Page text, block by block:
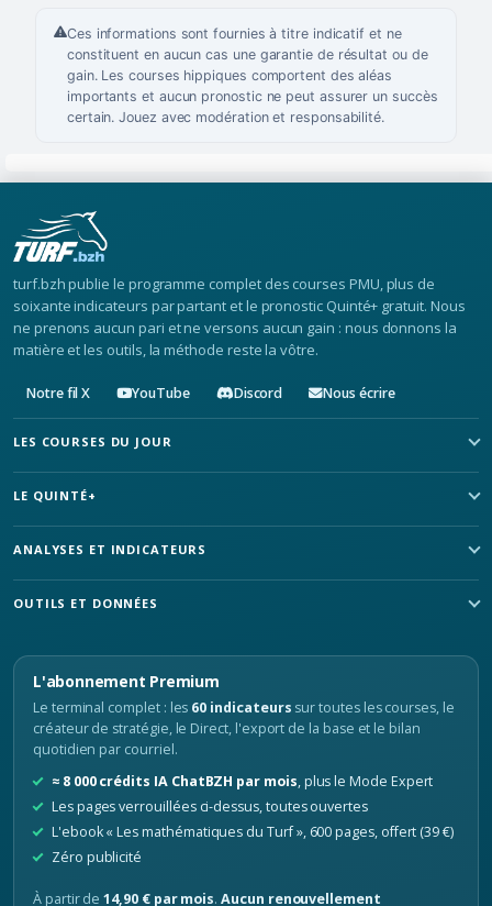
Ces informations sont fournies à titre indicatif et ne
constituent en aucun cas une garantie de résultat ou de
gain. Les courses hippiques comportent des aléas
importants et aucun pronostic ne peut assurer un succès
certain. Jouez avec modération et responsabilité.
turf.bzh publie le programme complet des courses PMU, plus de
soixante indicateurs par partant et le pronostic Quinté+ gratuit. Nous
ne prenons aucun pari et ne versons aucun gain : nous donnons la
matière et les outils, la méthode reste la vôtre.
Notre fil X YouTube Discord Nous écrire
LES COURSES DU JOUR
LE QUINTÉ+
ANALYSES ET INDICATEURS
OUTILS ET DONNÉES
L'abonnement Premium
Le terminal complet : les 60 indicateurs sur toutes les courses, le
créateur de stratégie, le Direct, l'export de la base et le bilan
quotidien par courriel.
≈ 8 000 crédits IA ChatBZH par mois, plus le Mode Expert
Les pages verrouillées ci-dessus, toutes ouvertes
L'ebook « Les mathématiques du Turf », 600 pages, offert (39 €)
Zéro publicité
À partir de14,90 € par mois.Aucun renouvellement